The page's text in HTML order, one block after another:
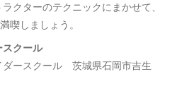
クターのテクニックにまかせて、
喫しましょう。
スクール
ダースクール 茨城県石岡市吉生